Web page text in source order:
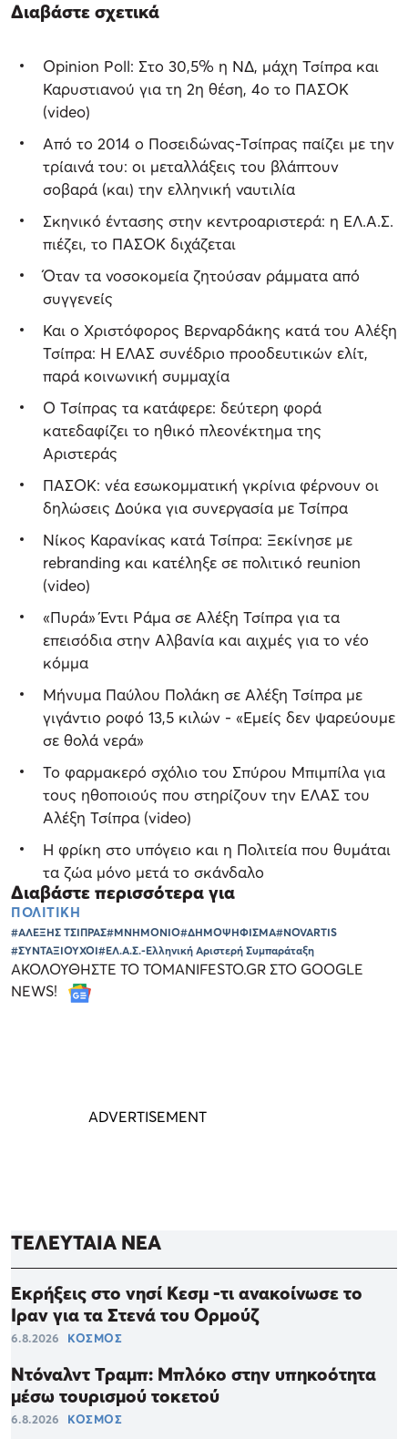
Διαβάστε σχετικά
Opinion Poll: Στο 30,5% η ΝΔ, μάχη Τσίπρα και
Καρυστιανού για τη 2η θέση, 4ο το ΠΑΣΟΚ
(video)
Από το 2014 ο Ποσειδώνας-Τσίπρας παίζει με την
τρίαινά του: οι μεταλλάξεις του βλάπτουν
σοβαρά (και) την ελληνική ναυτιλία
Σκηνικό έντασης στην κεντροαριστερά: η ΕΛ.Α.Σ.
πιέζει, το ΠΑΣΟΚ διχάζεται
Όταν τα νοσοκομεία ζητούσαν ράμματα από
συγγενείς
Και ο Χριστόφορος Βερναρδάκης κατά του Αλέξη
Τσίπρα: Η ΕΛΑΣ συνέδριο προοδευτικών ελίτ,
παρά κοινωνική συμμαχία
Ο Τσίπρας τα κατάφερε: δεύτερη φορά
κατεδαφίζει το ηθικό πλεονέκτημα της
Αριστεράς
ΠΑΣΟΚ: νέα εσωκομματική γκρίνια φέρνουν οι
δηλώσεις Δούκα για συνεργασία με Τσίπρα
Νίκος Καρανίκας κατά Τσίπρα: Ξεκίνησε με
rebranding και κατέληξε σε πολιτικό reunion
(video)
«Πυρά» Έντι Ράμα σε Αλέξη Τσίπρα για τα
επεισόδια στην Αλβανία και αιχμές για το νέο
κόμμα
Mήνυμα Παύλου Πολάκη σε Αλέξη Τσίπρα με
γιγάντιο ροφό 13,5 κιλών - «Εμείς δεν ψαρεύουμε
σε θολά νερά»
Το φαρμακερό σχόλιο του Σπύρου Μπιμπίλα για
τους ηθοποιούς που στηρίζουν την ΕΛΑΣ του
Αλέξη Τσίπρα (video)
Η φρίκη στο υπόγειο και η Πολιτεία που θυμάται
τα ζώα μόνο μετά το σκάνδαλο
Διαβάστε περισσότερα για
ΠΟΛΙΤΙΚΗ
#ΑΛΕΞΗΣ ΤΣΙΠΡΑΣ#ΜΝΗΜΟΝΙΟ#ΔΗΜΟΨΗΦΙΣΜΑ#NOVARTIS
#ΣΥΝΤΑΞΙΟΥΧΟΙ#ΕΛ.Α.Σ.-Ελληνική Αριστερή Συμπαράταξη
ΑΚΟΛΟΥΘΗΣΤΕ ΤΟ TOMANIFESTO.GR ΣΤΟ GOOGLE
NEWS!
ΤΕΛΕΥΤΑΙΑ ΝΕΑ
Εκρήξεις στο νησί Κεσμ -τι ανακοίνωσε το
Ιραν για τα Στενά του Ορμούζ
6.8.2026 ΚΟΣΜΟΣ
Ντόναλντ Τραμπ: Μπλόκο στην υπηκοότητα
μέσω τουρισμού τοκετού
6.8.2026 ΚΟΣΜΟΣ